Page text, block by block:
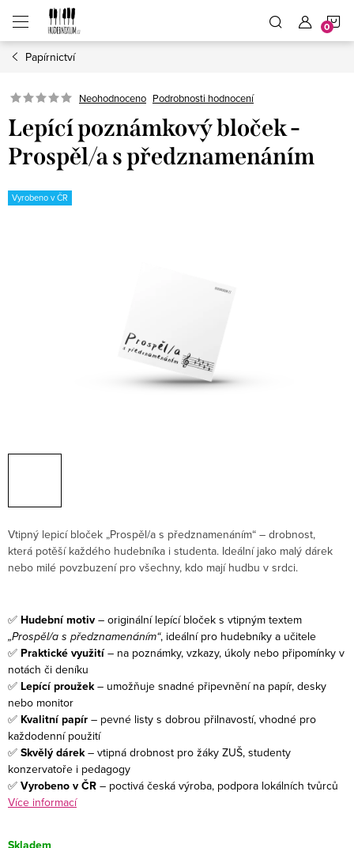
obsah
Papírnictví
Neohodnoceno Podrobnosti hodnocení
Lepící poznámkový bloček -
Prospěl/a s předznamenáním
Vyrobeno v ČR
Vtipný lepicí bloček „Prospěl/a s předznamenáním“ – drobnost,
která potěší každého hudebníka i studenta. Ideální jako malý dárek
nebo milé povzbuzení pro všechny, kdo mají hudbu v srdci.
✅ Hudební motiv – originální lepící bloček s vtipným textem
„Prospěl/a s předznamenáním“, ideální pro hudebníky a učitele
✅ Praktické využití– na poznámky, vzkazy, úkoly nebo připomínky v
notách či deníku
✅ Lepící proužek– umožňuje snadné připevnění na papír, desky
nebo monitor
✅ Kvalitní papír – pevné listy s dobrou přilnavostí, vhodné pro
každodenní použití
✅ Skvělý dárek– vtipná drobnost pro žáky ZUŠ, studenty
konzervatoře i pedagogy
✅ Vyrobeno v ČR – poctivá česká výroba, podpora lokálních tvůrců
Více informací